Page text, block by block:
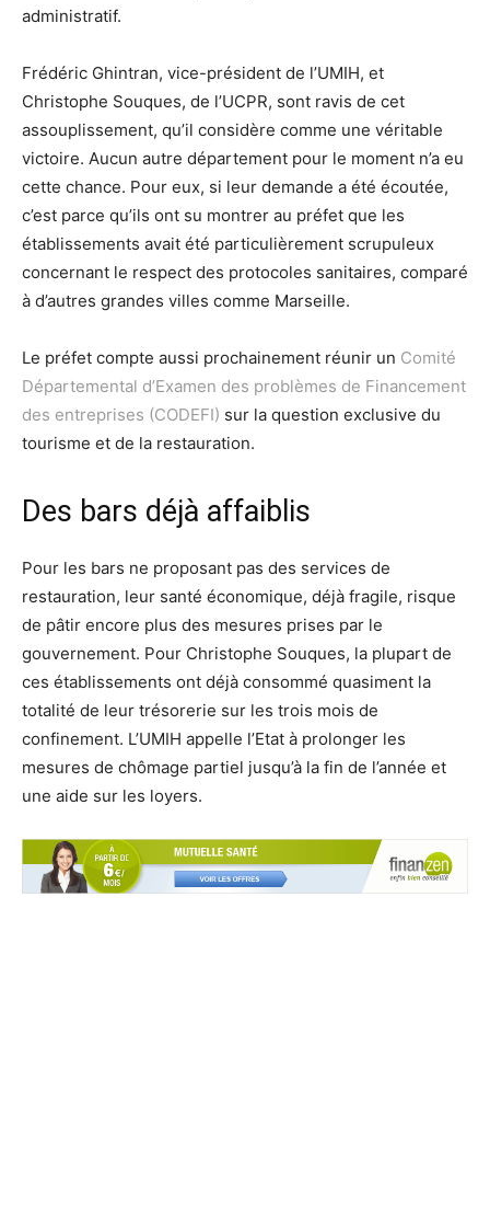
administratif.
Frédéric Ghintran, vice-président de l’UMIH, et
Christophe Souques, de l’UCPR, sont ravis de cet
assouplissement, qu’il considère comme une véritable
victoire. Aucun autre département pour le moment n’a eu
cette chance. Pour eux, si leur demande a été écoutée,
c’est parce qu’ils ont su montrer au préfet que les
établissements avait été particulièrement scrupuleux
concernant le respect des protocoles sanitaires, comparé
à d’autres grandes villes comme Marseille.
Le préfet compte aussi prochainement réunir un Comité
Départemental d’Examen des problèmes de Financement
des entreprises (CODEFI) sur la question exclusive du
tourisme et de la restauration.
Des bars déjà affaiblis
Pour les bars ne proposant pas des services de
restauration, leur santé économique, déjà fragile, risque
de pâtir encore plus des mesures prises par le
gouvernement. Pour Christophe Souques, la plupart de
ces établissements ont déjà consommé quasiment la
totalité de leur trésorerie sur les trois mois de
confinement. L’UMIH appelle l’Etat à prolonger les
mesures de chômage partiel jusqu’à la fin de l’année et
une aide sur les loyers.